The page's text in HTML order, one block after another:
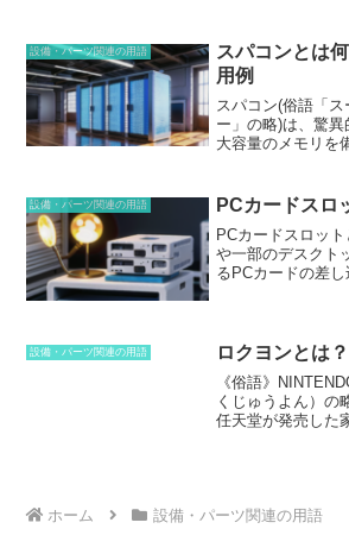
源不足などがあります。ソフトウェアの不具
ディングミスや、バグなどが原因で起こりま
は、部品の劣化や、破損などが原因で起こり
は、ウイルスやワームなどの悪意のあるプロ
侵入することで起こります。電源不足は、コ
が供給されていない場合に起こります。暴走
たり、シャットダウンしたりすることもあり
合は、コンピュータの電源を切り、しばらく
ください。それでも暴走が発生する場合は、
相談してください。
設備・パーツ関連の用語
スパコンとは
用例
スパコン(俗語「
ー」の略)は、驚
大容量のメモリを
スパコンは、気象
ーション、遺伝子
膨大な計算処理を
クを実行するため
スパコンの演算速
研究や技術開発、
まな分野で重要な
す。
設備・パーツ関連の用語 PCカードスロ
PCカードスロット
や一部のデスクト
るPCカードの差し
です。PCカードス
いパソコンでPC
USB端子に接続
必要があります。
一般的にノートパ
で、メモリーカー
設備・パーツ関連の用語 ロクヨンとは？
《俗語》
くじゅうよん）の
任天堂が発売した
ティック、Zトリ
ホーム 設備・パーツ関連の用語